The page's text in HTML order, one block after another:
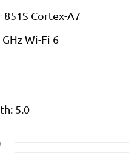
Cortex-A7
Wi-Fi 6
5.0